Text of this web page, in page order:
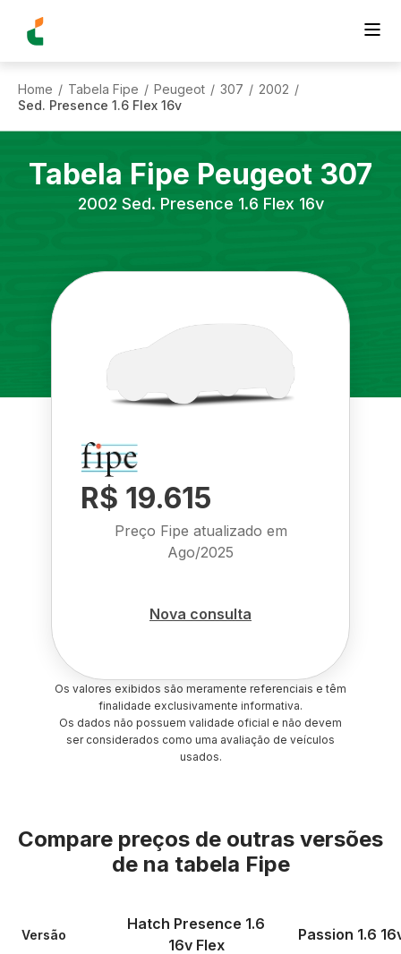
Home / Tabela Fipe / Peugeot / 307 / 2002 /
Sed. Presence 1.6 Flex 16v
Tabela Fipe Peugeot 307
2002 Sed. Presence 1.6 Flex 16v
R$ 19.615
Preço Fipe atualizado em
Ago/2025
Nova consulta
Os valores exibidos são meramente referenciais e têm
finalidade exclusivamente informativa.
Os dados não possuem validade oficial e não devem
ser considerados como uma avaliação de veículos
usados.
Compare preços de outras versões
de na tabela Fipe
Versão
Hatch Presence 1.6
16v Flex
Passion 1.6